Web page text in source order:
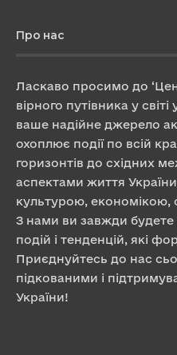
Про нас
Ласкаво просимо до
вірного путівника у
ваше надійне джерело
охоплює події по всій
горизонтів до східних
аспектами життя
культурою, економікою,
З нами ви завжди будете
подій і тенденцій, які
Приєднуйтесь до нас
підкованими і
України!